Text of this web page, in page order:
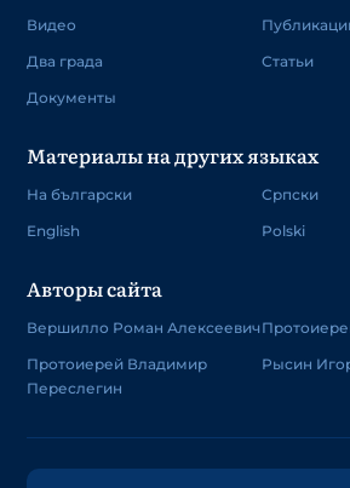
Видео
Два града
Документы
Статьи
Материалы на других языках
На български
English
Српски
Polski
Авторы сайта
Вершилло Роман Алексеевич
Протоиерей Владимир
Переслегин
Рысин